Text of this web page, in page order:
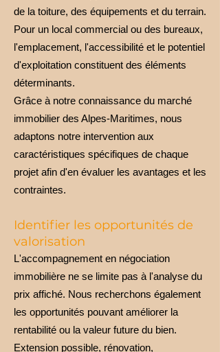
de la toiture, des équipements et du terrain.
Pour un local commercial ou des bureaux,
l'emplacement, l'accessibilité et le potentiel
d'exploitation constituent des éléments
déterminants.
Grâce à notre connaissance du marché
immobilier des Alpes-Maritimes, nous
adaptons notre intervention aux
caractéristiques spécifiques de chaque
projet afin d'en évaluer les avantages et les
contraintes.
Identifier les opportunités de
valorisation
L'accompagnement en négociation
immobilière ne se limite pas à l'analyse du
prix affiché. Nous recherchons également
les opportunités pouvant améliorer la
rentabilité ou la valeur future du bien.
Extension possible, rénovation,